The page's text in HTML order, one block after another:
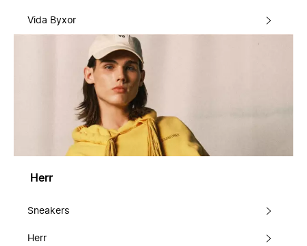
Vida Byxor
Herr
Sneakers
Herr